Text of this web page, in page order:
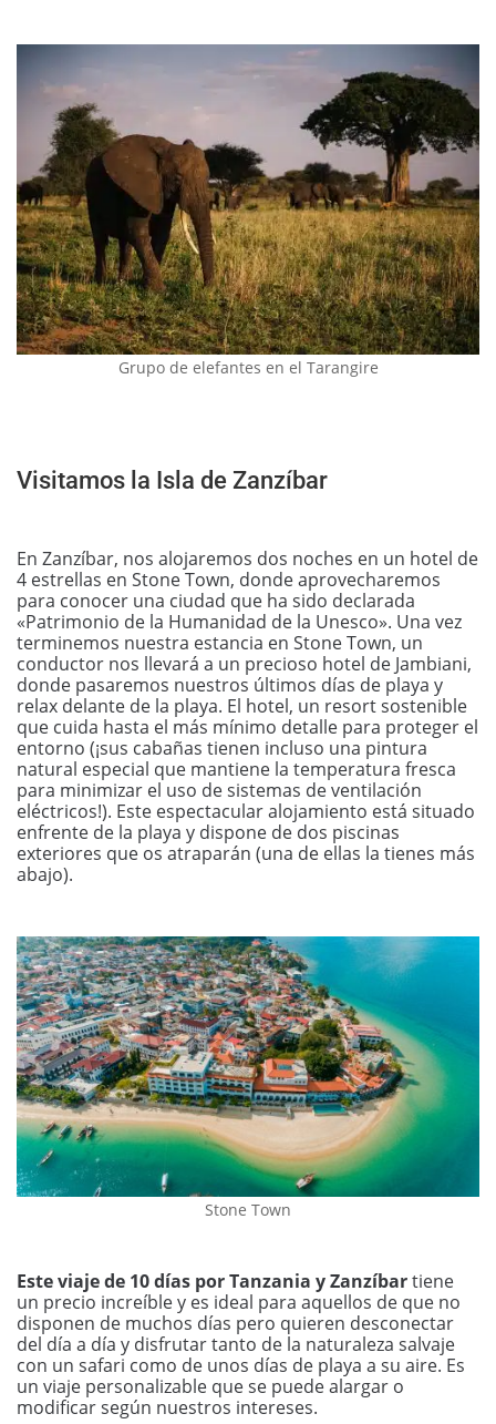
Grupo de elefantes en el Tarangire
Visitamos la Isla de Zanzíbar
En Zanzíbar, nos alojaremos dos noches en un hotel de
4 estrellas en Stone Town, donde aprovecharemos
para conocer una ciudad que ha sido declarada
«Patrimonio de la Humanidad de la Unesco». Una vez
terminemos nuestra estancia en Stone Town, un
conductor nos llevará a un precioso hotel de Jambiani,
donde pasaremos nuestros últimos días de playa y
relax delante de la playa. El hotel, un resort sostenible
que cuida hasta el más mínimo detalle para proteger el
entorno (¡sus cabañas tienen incluso una pintura
natural especial que mantiene la temperatura fresca
para minimizar el uso de sistemas de ventilación
eléctricos!). Este espectacular alojamiento está situado
enfrente de la playa y dispone de dos piscinas
exteriores que os atraparán (una de ellas la tienes más
abajo).
Stone Town
Este viaje de 10 días por Tanzania y Zanzíbartiene
un precio increíble y es ideal para aquellos de que no
disponen de muchos días pero quieren desconectar
del día a día y disfrutar tanto de la naturaleza salvaje
con un safari como de unos días de playa a su aire. Es
un viaje personalizable que se puede alargar o
modificar según nuestros intereses.